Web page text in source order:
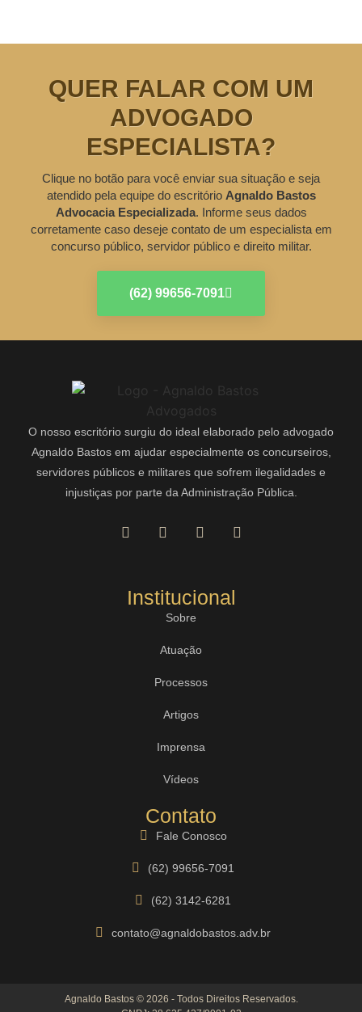
QUER FALAR COM UM
ADVOGADO
ESPECIALISTA?
Clique no botão para você enviar sua situação e seja
atendido pela equipe do escritório Agnaldo Bastos
Advocacia Especializada. Informe seus dados
corretamente caso deseje contato de um especialista em
concurso público, servidor público e direito militar.
(62) 99656-7091
O nosso escritório surgiu do ideal elaborado pelo advogado
Agnaldo Bastos em ajudar especialmente os concurseiros,
servidores públicos e militares que sofrem ilegalidades e
injustiças por parte da Administração Pública.
Institucional
Sobre
Atuação
Processos
Artigos
Imprensa
Vídeos
Contato
Fale Conosco
(62) 99656-7091
(62) 3142-6281
contato@agnaldobastos.adv.br
Agnaldo Bastos © 2026 - Todos Direitos Reservados.